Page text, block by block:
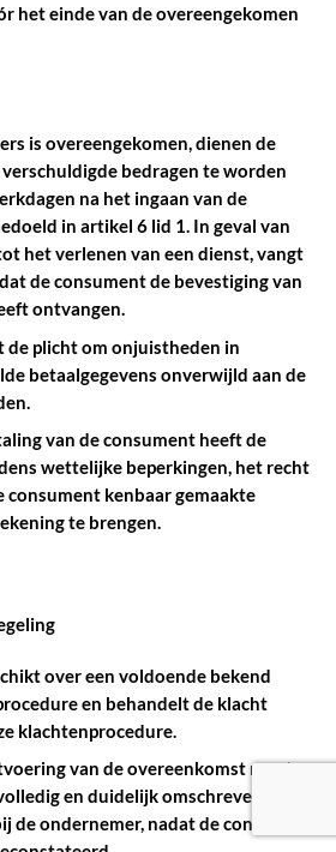
het einde van de overeengekomen
is overeengekomen, dienen de
bedragen te worden
na het ingaan van de
in artikel 6 lid 1. In geval van
het verlenen van een dienst, vangt
de consument de bevestiging van
ontvangen.
de plicht om onjuistheden in
betaalgegevens onverwijld aan de
van de consument heeft de
wettelijke beperkingen, het recht
consument kenbaar gemaakte
te brengen.
over een voldoende bekend
en behandelt de klacht
klachtenprocedure.
van de overeenkomst moeten
en duidelijk omschreven
de ondernemer, nadat de consument